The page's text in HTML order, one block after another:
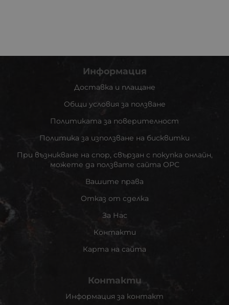
Информация
Доставка и плащане
Общи условия за ползване
Политиката за поверителност
Политика за използване на бисквитки
При възникване на спор, свързан с покупка онлайн,
можете да ползвате сайта ОРС
Вашите права
Отказ от сделка
За Нас
Контакти
Карта на сайта
Контакти
Информация за контакт